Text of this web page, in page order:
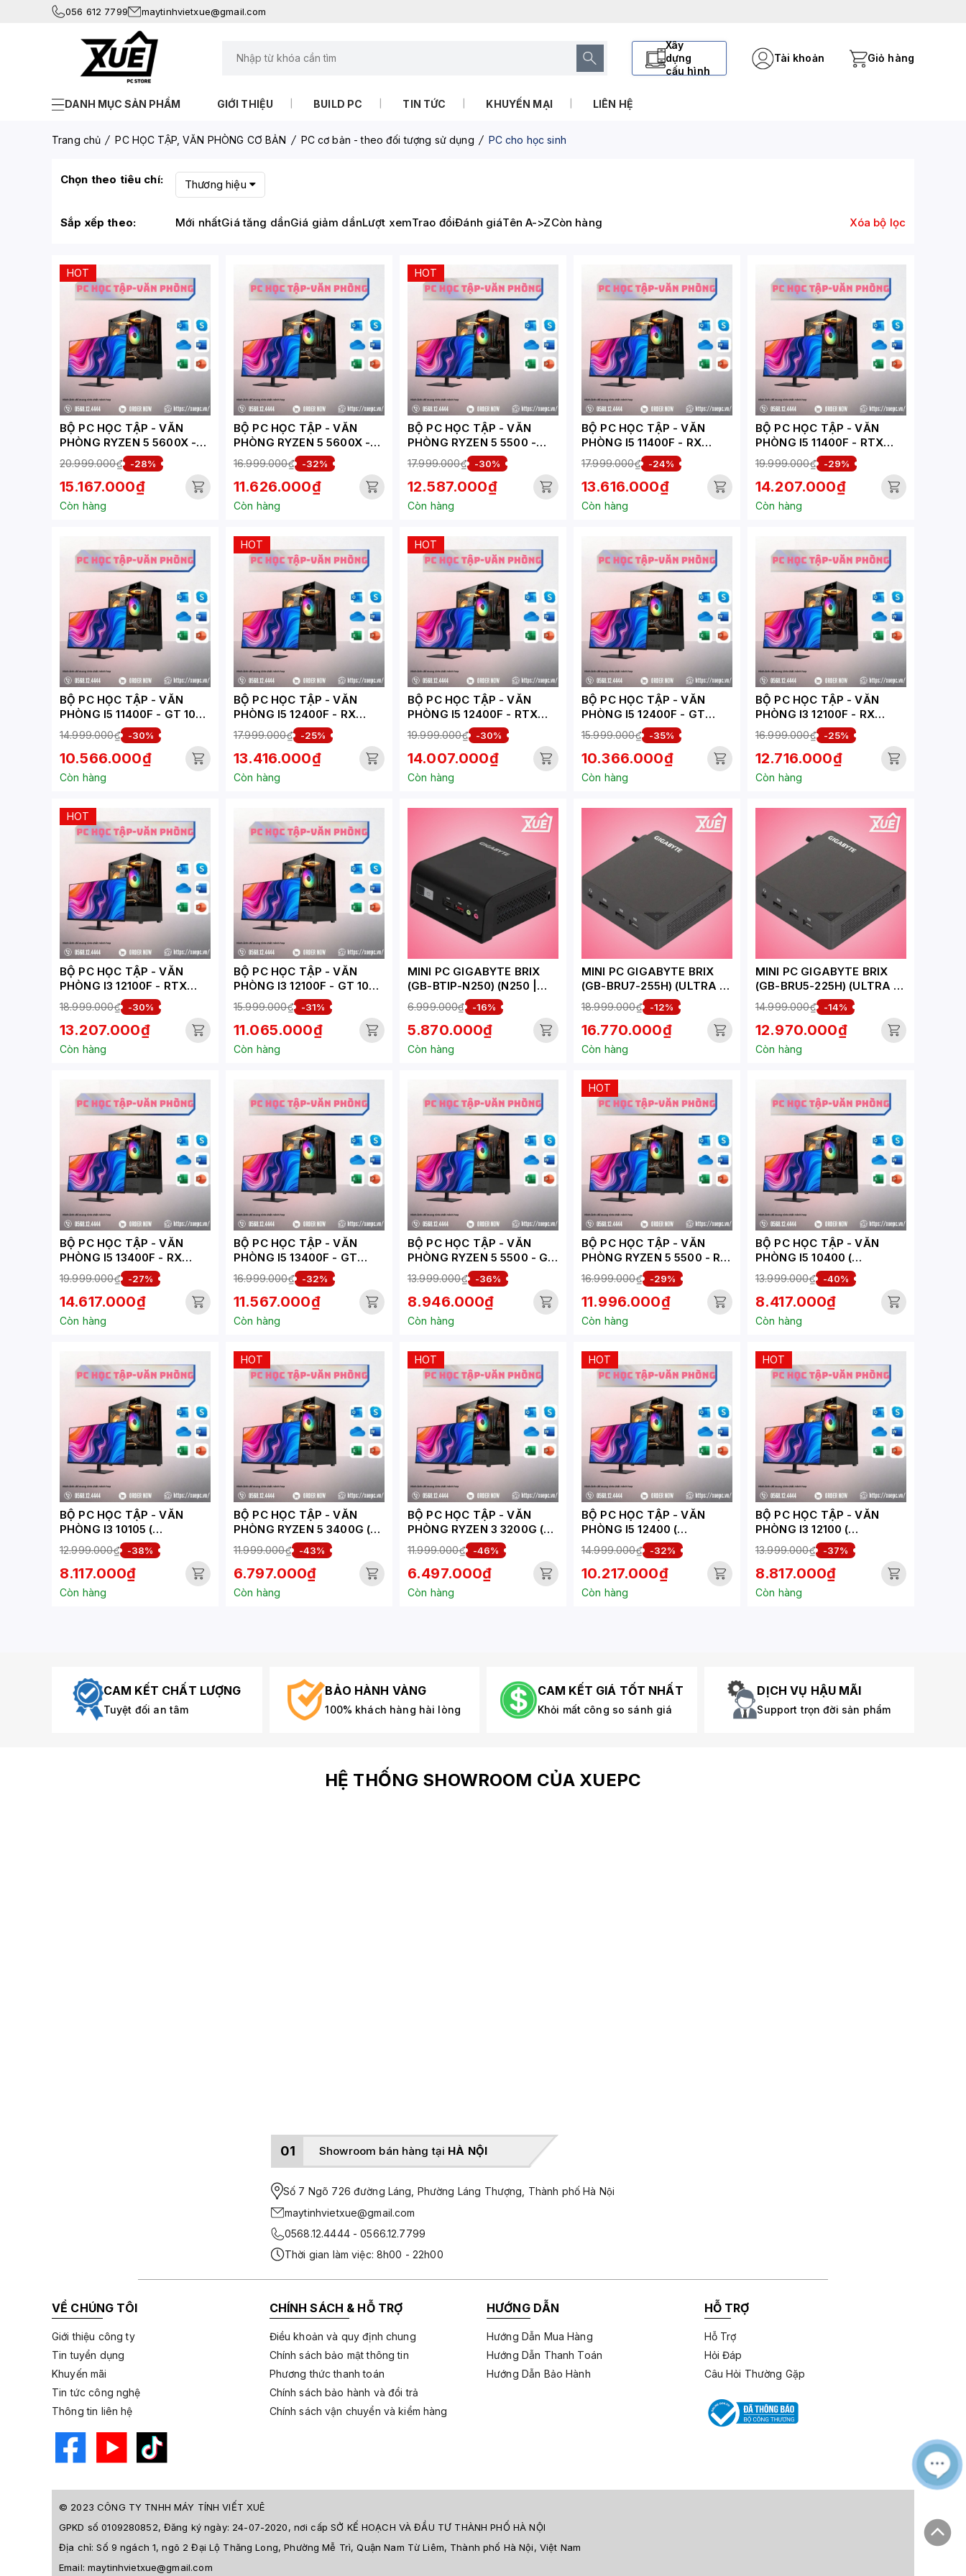
056 612 7799 maytinhvietxue@gmail.com
Xây
dựng
cấu hình
Tài khoản Giỏ hàng
DANH MỤC SẢN PHẨM GIỚI THIỆU BUILD PC TIN TỨC KHUYẾN MẠI LIÊN HỆ
Trang chủ PC HỌC TẬP, VĂN PHÒNG CƠ BẢN PC cơ bản - theo đối tượng sử dụng PC cho học sinh
Chọn theo tiêu chí: Thương hiệu
Sắp xếp theo: Mới nhấtGiá tăng dầnGiá giảm dầnLượt xemTrao đổiĐánh giáTên A->ZCòn hàng Xóa bộ lọc
HOT
BỘ PC HỌC TẬP - VĂN
PHÒNG RYZEN 5 5600X -
RTX 3050 6GB (
XUEPC203-HV)
20.999.000₫ -28%
15.167.000₫
Còn hàng
BỘ PC HỌC TẬP - VĂN
PHÒNG RYZEN 5 5600X -
GT 1030 ( XUEPC202-HV)
16.999.000₫ -32%
11.626.000₫
Còn hàng
HOT
BỘ PC HỌC TẬP - VĂN
PHÒNG RYZEN 5 5500 -
RTX 3050 6GB ( XUEPC191-
HV)
17.999.000₫ -30%
12.587.000₫
Còn hàng
BỘ PC HỌC TẬP - VĂN
PHÒNG I5 11400F - RX
6500XT 4GB ( XUEPC327-
HV)
17.999.000₫ -24%
13.616.000₫
Còn hàng
BỘ PC HỌC TẬP - VĂN
PHÒNG I5 11400F - RTX
3050 6GB ( XUEPC002-HV)
19.999.000₫ -29%
14.207.000₫
Còn hàng
BỘ PC HỌC TẬP - VĂN
PHÒNG I5 11400F - GT 1030
( XUEPC001-HV)
14.999.000₫ -30%
10.566.000₫
Còn hàng
HOT
BỘ PC HỌC TẬP - VĂN
PHÒNG I5 12400F - RX
6500XT ( XUEPC096-HV)
17.999.000₫ -25%
13.416.000₫
Còn hàng
HOT
BỘ PC HỌC TẬP - VĂN
PHÒNG I5 12400F - RTX
3050 6GB ( XUEPC004-HV)
19.999.000₫ -30%
14.007.000₫
Còn hàng
BỘ PC HỌC TẬP - VĂN
PHÒNG I5 12400F - GT
1030 ( XUEPC003-HV)
15.999.000₫ -35%
10.366.000₫
Còn hàng
BỘ PC HỌC TẬP - VĂN
PHÒNG I3 12100F - RX
6500XT 4GB (XUEPC276-
HV)
16.999.000₫ -25%
12.716.000₫
Còn hàng
HOT
BỘ PC HỌC TẬP - VĂN
PHÒNG I3 12100F - RTX
3050 6GB ( XUEPC275-HV)
18.999.000₫ -30%
13.207.000₫
Còn hàng
BỘ PC HỌC TẬP - VĂN
PHÒNG I3 12100F - GT 1030
( XUEPC274-HV)
15.999.000₫ -31%
11.065.000₫
Còn hàng
MINI PC GIGABYTE BRIX
(GB-BTIP-N250) (N250 |
1XD5-4800 | 1X NVME/1X
SATA | 1XHDMI | WIFI |
BLUETOOTH | 1XLAN |
VESA | NOOS | ĐEN)
6.999.000₫ -16%
5.870.000₫
Còn hàng
MINI PC GIGABYTE BRIX
(GB-BRU7-255H) (ULTRA 7
255H | 2XD5-6400 |
2XNVME | 2XHDMI |
1XUSB4 | WIFI 7 |
BLUETOOTH | 1XLAN |
VESA | NOOS | ĐEN)
18.999.000₫ -12%
16.770.000₫
Còn hàng
MINI PC GIGABYTE BRIX
(GB-BRU5-225H) (ULTRA 5
225H | 2XD5-6400 |
2XNVME | 2XHDMI |
1XUSB4 | WIFI 7 |
BLUETOOTH | 1XLAN |
VESA | NOOS | ĐEN)
14.999.000₫ -14%
12.970.000₫
Còn hàng
BỘ PC HỌC TẬP - VĂN
PHÒNG I5 13400F - RX
6500XT 4GB ( XUEPC324-
HV)
19.999.000₫ -27%
14.617.000₫
Còn hàng
BỘ PC HỌC TẬP - VĂN
PHÒNG I5 13400F - GT
1030 ( XUEPC277-HV)
16.999.000₫ -32%
11.567.000₫
Còn hàng
BỘ PC HỌC TẬP - VĂN
PHÒNG RYZEN 5 5500 - GT
1030 ( XUEPC190-HV)
13.999.000₫ -36%
8.946.000₫
Còn hàng
HOT
BỘ PC HỌC TẬP - VĂN
PHÒNG RYZEN 5 5500 - RX
6500XT 4GB ( XUEPC278-
HV)
16.999.000₫ -29%
11.996.000₫
Còn hàng
BỘ PC HỌC TẬP - VĂN
PHÒNG I5 10400 (
XUEPC273-HV)
13.999.000₫ -40%
8.417.000₫
Còn hàng
BỘ PC HỌC TẬP - VĂN
PHÒNG I3 10105 (
XUEPC272-HV)
12.999.000₫ -38%
8.117.000₫
Còn hàng
HOT
BỘ PC HỌC TẬP - VĂN
PHÒNG RYZEN 5 3400G (
XUEPC270-HV)
11.999.000₫ -43%
6.797.000₫
Còn hàng
HOT
BỘ PC HỌC TẬP - VĂN
PHÒNG RYZEN 3 3200G (
XUEPC269-HV)
11.999.000₫ -46%
6.497.000₫
Còn hàng
HOT
BỘ PC HỌC TẬP - VĂN
PHÒNG I5 12400 (
XUEPC267-HV)
14.999.000₫ -32%
10.217.000₫
Còn hàng
HOT
BỘ PC HỌC TẬP - VĂN
PHÒNG I3 12100 (
XUEPC266-HV)
13.999.000₫ -37%
8.817.000₫
Còn hàng
CAM KẾT CHẤT LƯỢNG
Tuyệt đối an tâm
BẢO HÀNH VÀNG
100% khách hàng hài lòng
CAM KẾT GIÁ TỐT NHẤT
Khỏi mất công so sánh giá
DỊCH VỤ HẬU MÃI
Support trọn đời sản phẩm
HỆ THỐNG SHOWROOM CỦA XUEPC
01 Showroom bán hàng tại HÀ NỘI
Số 7 Ngõ 726 đường Láng, Phường Láng Thượng, Thành phố Hà Nội
maytinhvietxue@gmail.com
0568.12.4444 - 0566.12.7799
Thời gian làm việc: 8h00 - 22h00
VỀ CHÚNG TÔI
Giới thiệu công ty
Tin tuyển dụng
Khuyến mãi
Tin tức công nghệ
Thông tin liên hệ
CHÍNH SÁCH & HỖ TRỢ
Điều khoản và quy định chung
Chính sách bảo mật thông tin
Phương thức thanh toán
Chính sách bảo hành và đổi trả
Chính sách vận chuyển và kiểm hàng
HƯỚNG DẪN
Hướng Dẫn Mua Hàng
Hướng Dẫn Thanh Toán
Hướng Dẫn Bảo Hành
HỖ TRỢ
Hỗ Trợ
Hỏi Đáp
Câu Hỏi Thường Gặp
© 2023 CÔNG TY TNHH MÁY TÍNH VIẾT XUÊ
GPKD số 0109280852, Đăng ký ngày: 24-07-2020, nơi cấp SỞ KẾ HOẠCH VÀ ĐẦU TƯ THÀNH PHỐ HÀ NỘI
Địa chỉ:Số 9 ngách 1, ngõ 2 Đại Lộ Thăng Long, Phường Mễ Trì, Quận Nam Từ Liêm, Thành phố Hà Nội, Việt Nam
Email:maytinhvietxue@gmail.com